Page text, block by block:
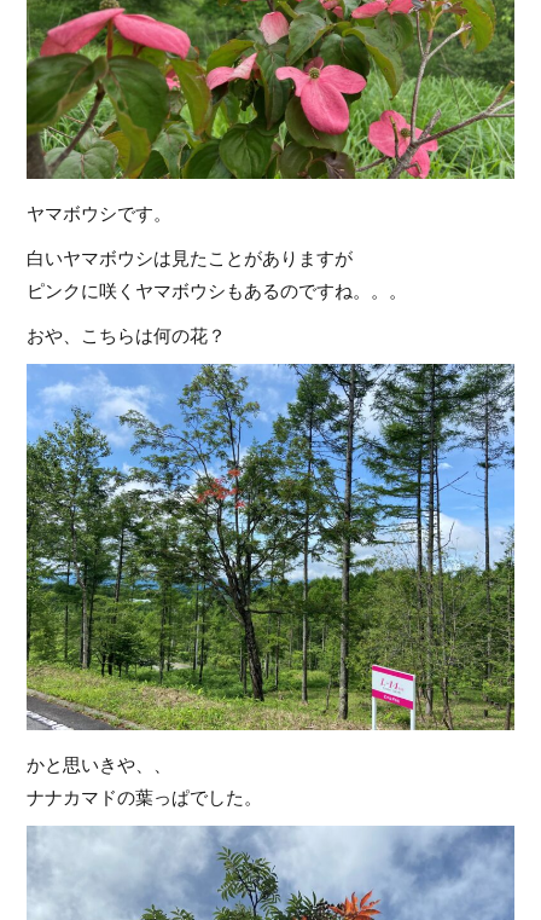
ヤマボウシです。
白いヤマボウシは見たことがありますが
ピンクに咲くヤマボウシもあるのですね。。。
おや、こちらは何の花？
かと思いきや、、
ナナカマドの葉っぱでした。